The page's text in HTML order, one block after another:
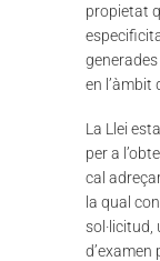
propietat
en l’àmbit
La Llei
per a
cal
la qual